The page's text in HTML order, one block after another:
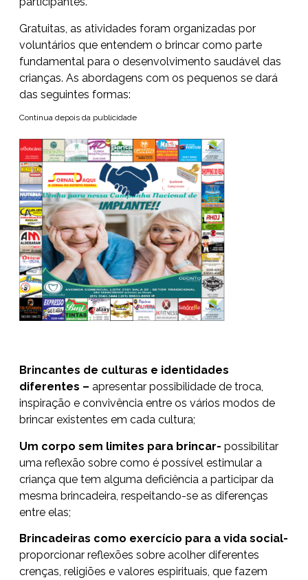
Gratuitas, as atividades foram organizadas por
voluntários que entendem o brincar como parte
fundamental para o desenvolvimento saudável das
crianças. As abordagens com os pequenos se dará
das seguintes formas:
Continua depois da publicidade
Brincantes de culturas e identidades
diferentes – apresentar possibilidade de troca,
inspiração e convivência entre os vários modos de
brincar existentes em cada cultura;
Um corpo sem limites para brincar- possibilitar
uma reflexão sobre como é possível estimular a
criança que tem alguma deficiência a participar da
mesma brincadeira, respeitando-se as diferenças
entre elas;
Brincadeiras como exercício para a vida social-
proporcionar reflexões sobre acolher diferentes
crenças, religiões e valores espirituais, que fazem